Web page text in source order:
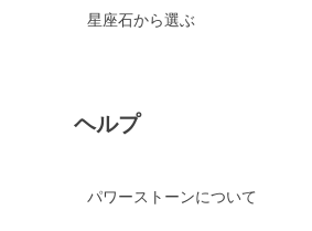
星座石から選ぶ
ヘルプ
パワーストーンについて